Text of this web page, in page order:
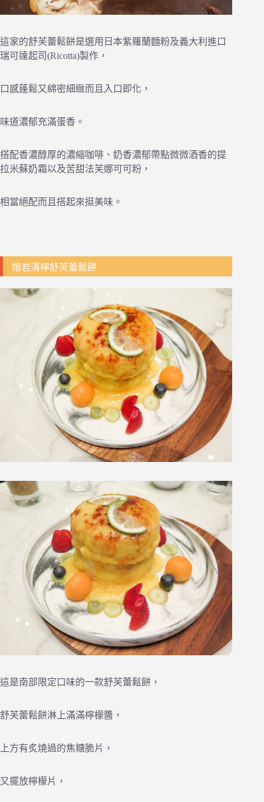
這家的舒芙蕾鬆餅是選用日本紫羅蘭麵粉及義大利進口
瑞可達起司(Ricotta)製作，
口感蓬鬆又綿密細緻而且入口即化，
味道濃郁充滿蛋香。
搭配香濃醇厚的濃縮咖啡、奶香濃郁帶點微微酒香的提
拉米蘇奶霜以及苦甜法芙娜可可粉，
相當絕配而且搭起來挺美味。
熔岩清檸舒芙蕾鬆餅
這是南部限定口味的一款舒芙蕾鬆餅，
舒芙蕾鬆餅淋上滿滿檸檬醬，
上方有炙燒過的焦糖脆片，
又擺放檸檬片，